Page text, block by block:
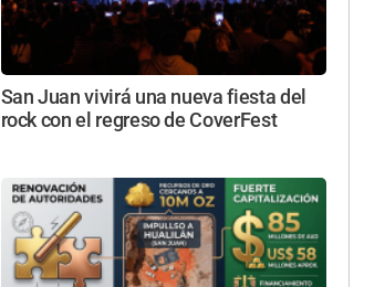
San Juan vivirá una nueva fiesta del
rock con el regreso de CoverFest